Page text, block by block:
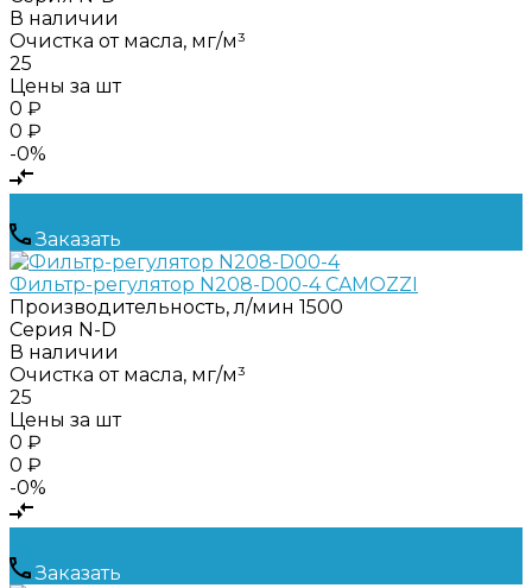
В наличии
Очистка от масла, мг/м³
25
Цены за шт
0 ₽
0 ₽
-0%
Заказать
Фильтр-регулятор N208-D00-4 CAMOZZI
Производительность, л/мин 1500
Серия N-D
В наличии
Очистка от масла, мг/м³
25
Цены за шт
0 ₽
0 ₽
-0%
Заказать